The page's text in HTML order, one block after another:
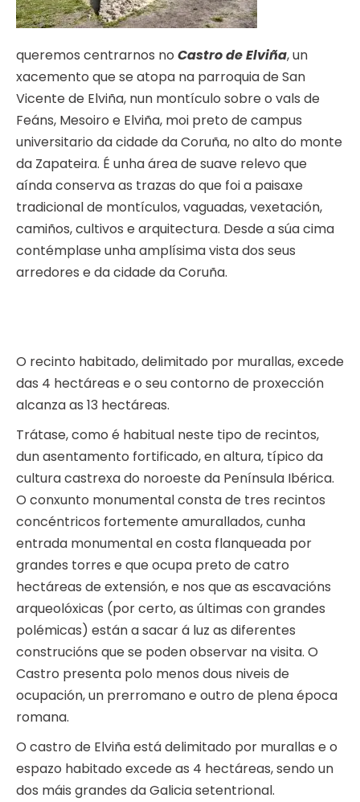
queremos centrarnos no Castro de Elviña, un
xacemento que se atopa na parroquia de San
Vicente de Elviña, nun montículo sobre o vals de
Feáns, Mesoiro e Elviña, moi preto de campus
universitario da cidade da Coruña, no alto do monte
da Zapateira. É unha área de suave relevo que
aínda conserva as trazas do que foi a paisaxe
tradicional de montículos, vaguadas, vexetación,
camiños, cultivos e arquitectura. Desde a súa cima
contémplase unha amplísima vista dos seus
arredores e da cidade da Coruña.
O recinto habitado, delimitado por murallas, excede
das 4 hectáreas e o seu contorno de proxección
alcanza as 13 hectáreas.
Trátase, como é habitual neste tipo de recintos,
dun asentamento fortificado, en altura, típico da
cultura castrexa do noroeste da Península Ibérica.
O conxunto monumental consta de tres recintos
concéntricos fortemente amurallados, cunha
entrada monumental en costa flanqueada por
grandes torres e que ocupa preto de catro
hectáreas de extensión, e nos que as escavacións
arqueolóxicas (por certo, as últimas con grandes
polémicas) están a sacar á luz as diferentes
construcións que se poden observar na visita. O
Castro presenta polo menos dous niveis de
ocupación, un prerromano e outro de plena época
romana.
O castro de Elviña está delimitado por murallas e o
espazo habitado excede as 4 hectáreas, sendo un
dos máis grandes da Galicia setentrional.